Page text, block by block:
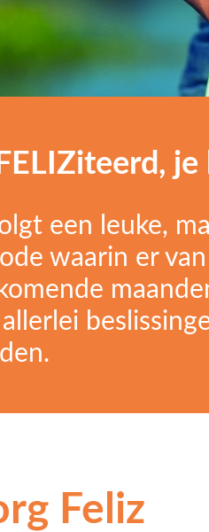
een leuke,
waarin er
Feliz